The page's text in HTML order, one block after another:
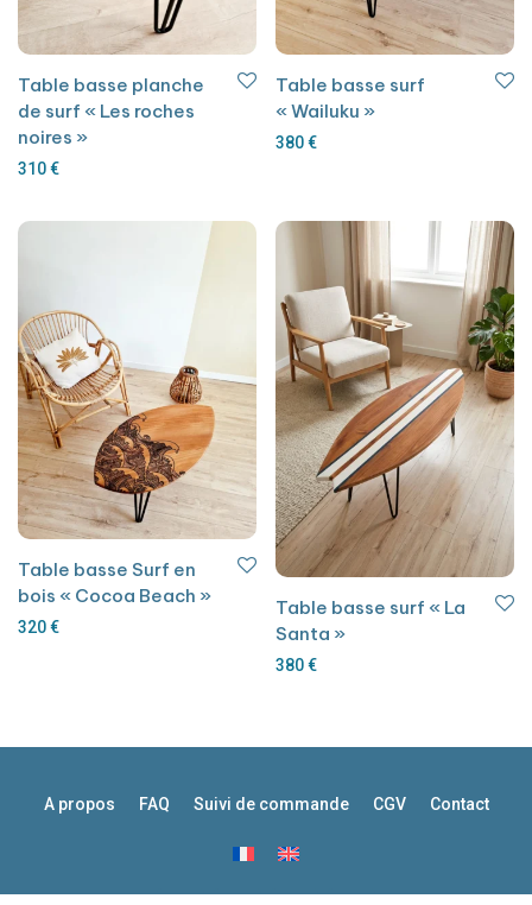
Table basse planche
de surf « Les roches
noires »
310€
Table basse surf
« Wailuku »
380€
Table basse Surf en
bois « Cocoa Beach »
320€
Table basse surf « La
Santa »
380€
A propos FAQ Suivi de commande CGV Contact